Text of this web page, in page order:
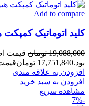
Add to compare
کلید اتوماتیک کمپکت هیوندای 225 آمپر
19,088,000 تومان
بود.17,751,840 تومانقیمت فعلی
افزودن به علاقه مندی
افزودن به سبد خرید
مشاهده سریع
-7%